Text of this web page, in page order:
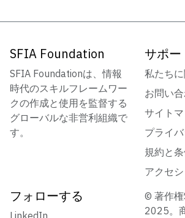
SFIA Foundation
SFIA Foundationは、情報
時代のスキルフレームワー
クの作成と使用を監督する
グローバルな非営利組織で
す。
サポー
私たち
お問い
サイト
プライ
規約と
アクセ
フォローする
LinkedIn
© 著作
2025。